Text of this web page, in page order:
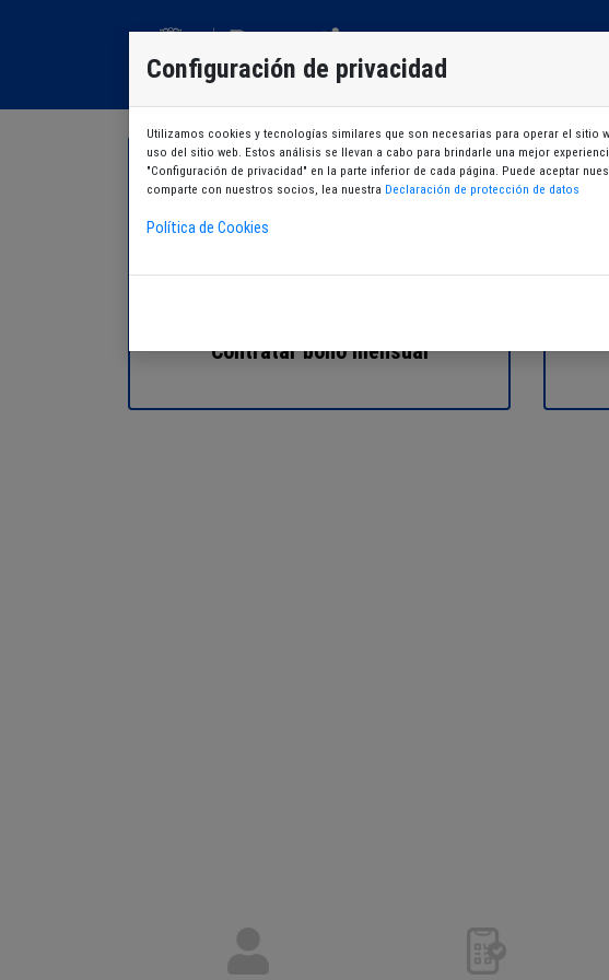
Contratar bono mensual
Configuración de privacidad
Utilizamos cookies y tecnologías similares que son necesarias para operar el
uso del sitio web. Estos análisis se llevan a cabo para brindarle una mejor
"Configuración de privacidad" en la parte inferior de cada página. Puede aceptar
comparte con nuestros socios, lea nuestra Declaración de protección de datos
Política de Cookies